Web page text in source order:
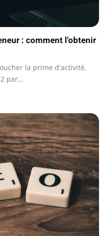
: comment l'obtenir
la prime d'activité,
par…